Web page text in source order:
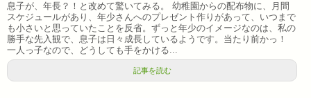
息子が、年長？！と改めて驚いてみる。 幼稚園からの配布物に、月間
スケジュールがあり、年少さんへのプレゼント作りがあって、いつまで
も小さいと思っていたことを反省。ずっと年少のイメージなのは、私の
勝手な先入観で、息子は日々成長しているようです。当たり前かっ！
一人っ子なので、どうしても手をかける...
記事を読む